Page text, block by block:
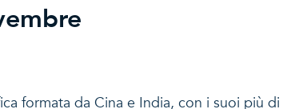
formata da Cina e India, con i suoi più di